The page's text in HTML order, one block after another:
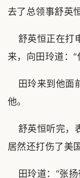
去了总领事舒英
舒英恒正在打
来，向田玲道：“
田玲来到他面
他。
舒英恒听完，
居然还打伤了美
田玲道：“张扬